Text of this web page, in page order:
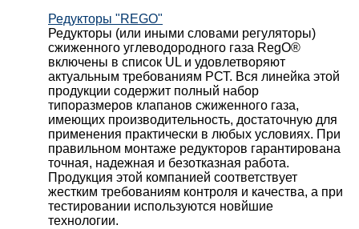
Редукторы "REGO"
Редукторы (или иными словами регуляторы)
сжиженного углеводородного газа RegO®
включены в список UL и удовлетворяют
актуальным требованиям РСТ. Вся линейка этой
продукции содержит полный набор
типоразмеров клапанов сжиженного газа,
имеющих производительность, достаточную для
применения практически в любых условиях. При
правильном монтаже редукторов гарантирована
точная, надежная и безотказная работа.
Продукция этой компанией соответствует
жестким требованиям контроля и качества, а при
тестировании используются новйшие
технологии.